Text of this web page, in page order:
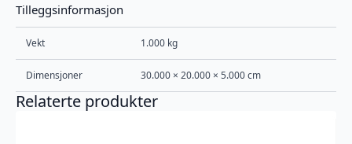
Tilleggsinformasjon
Vekt 1.000 kg
Dimensjoner 30.000 × 20.000 × 5.000 cm
Relaterte produkter